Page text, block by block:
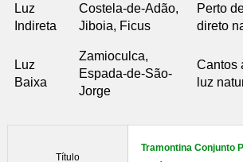
Luz
Indireta
Costela-de-Adão,
Jiboia, Ficus
Perto
direto
Luz
Baixa
Zamioculca,
Espada-de-São-
Jorge
Cantos
luz
Título
Tramontina Conjunto